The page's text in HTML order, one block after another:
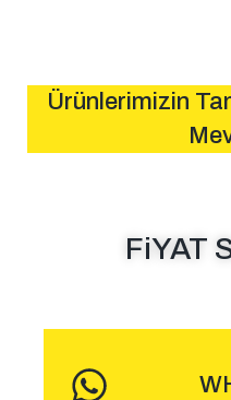
Ürünlerimizin
FiYAT